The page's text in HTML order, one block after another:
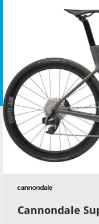
Cannondale